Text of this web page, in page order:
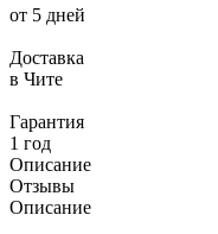
от 5 дней
Доставка
в Чите
Гарантия
1 год
Описание
Отзывы
Описание